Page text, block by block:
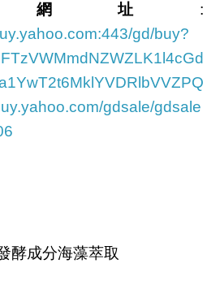
網址 :
gd/buy?
gdsale/gdsale
酵成分海藻萃取